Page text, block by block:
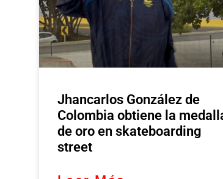
Jhancarlos González de
Colombia obtiene la
de oro en skateboarding
street